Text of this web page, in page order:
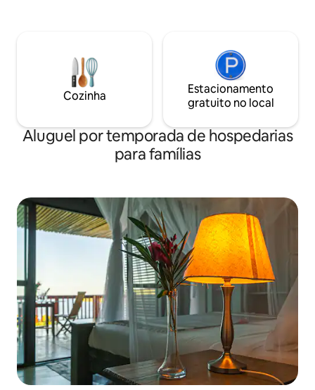
Cozinha
Estacionamento
gratuito no local
Aluguel por temporada de hospedarias
para famílias